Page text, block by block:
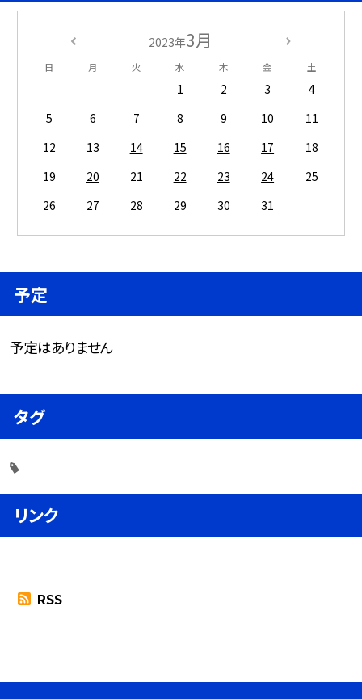
2023年3月
日 月 火 水 木 金 土
1 2 3
4
5
6 7 8 9 10
11
12
13 14 15 16 17
18
19
20 21 22 23 24
25
26
27 28 29 30 31
予定
予定はありません
タグ
リンク
RSS